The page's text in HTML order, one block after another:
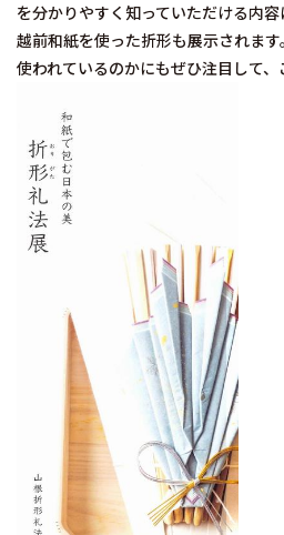
を分かりやすく知っていただける内容
越前和紙を使った折形も展示されま
使われているのかにもぜひ注目して、